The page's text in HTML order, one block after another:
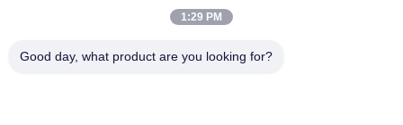
Shenzhen Tunsing Plastic Products Co., Ltd.
1:29 PM
Good day, what product are you looking for?